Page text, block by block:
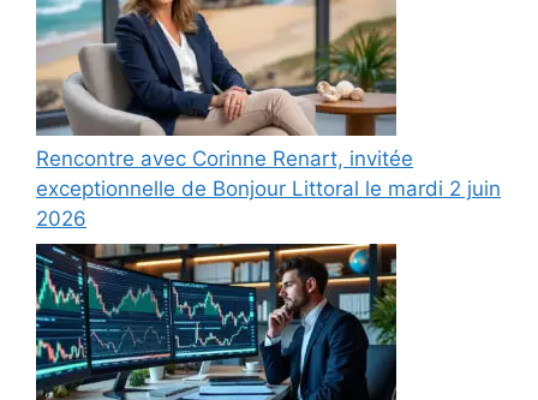
Rencontre avec Corinne Renart, invitée
exceptionnelle de Bonjour Littoral le mardi 2 juin
2026